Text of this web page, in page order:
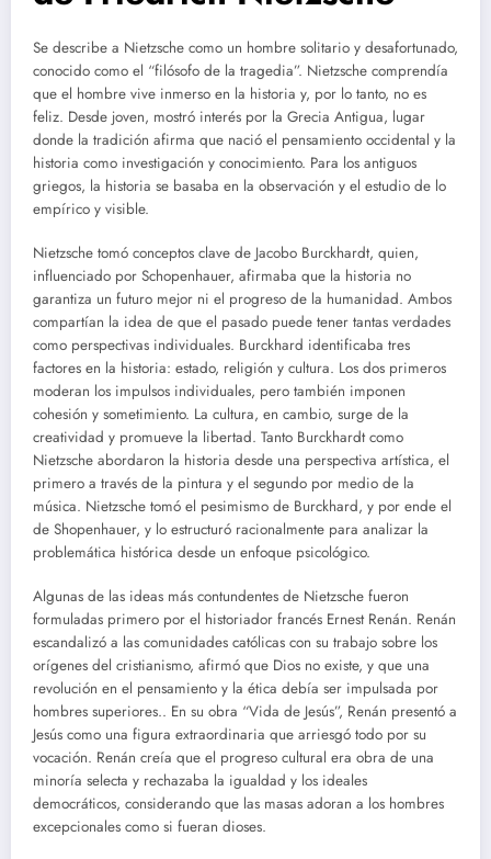
Se describe a Nietzsche como un hombre solitario y desafortunado,
conocido como el “filósofo de la tragedia”. Nietzsche comprendía
que el hombre vive inmerso en la historia y, por lo tanto, no es
feliz. Desde joven, mostró interés por la Grecia Antigua, lugar
donde la tradición afirma que nació el pensamiento occidental y la
historia como investigación y conocimiento. Para los antiguos
griegos, la historia se basaba en la observación y el estudio de lo
empírico y visible.
Nietzsche tomó conceptos clave de Jacobo Burckhardt, quien,
influenciado por Schopenhauer, afirmaba que la historia no
garantiza un futuro mejor ni el progreso de la humanidad. Ambos
compartían la idea de que el pasado puede tener tantas verdades
como perspectivas individuales. Burckhard identificaba tres
factores en la historia: estado, religión y cultura. Los dos primeros
moderan los impulsos individuales, pero también imponen
cohesión y sometimiento. La cultura, en cambio, surge de la
creatividad y promueve la libertad. Tanto Burckhardt como
Nietzsche abordaron la historia desde una perspectiva artística, el
primero a través de la pintura y el segundo por medio de la
música. Nietzsche tomó el pesimismo de Burckhard, y por ende el
de Shopenhauer, y lo estructuró racionalmente para analizar la
problemática histórica desde un enfoque psicológico.
Algunas de las ideas más contundentes de Nietzsche fueron
formuladas primero por el historiador francés Ernest Renán. Renán
escandalizó a las comunidades católicas con su trabajo sobre los
orígenes del cristianismo, afirmó que Dios no existe, y que una
revolución en el pensamiento y la ética debía ser impulsada por
hombres superiores.. En su obra “Vida de Jesús”, Renán presentó a
Jesús como una figura extraordinaria que arriesgó todo por su
vocación. Renán creía que el progreso cultural era obra de una
minoría selecta y rechazaba la igualdad y los ideales
democráticos, considerando que las masas adoran a los hombres
excepcionales como si fueran dioses.